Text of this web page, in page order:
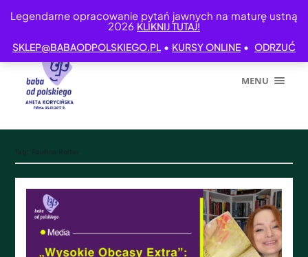
Legendarne opracowanie pytań jawnych na maturę ustną
2026 KLIKNIJ TUTAJ!
SKLEP@BABAODPOLSKIEGO.PL • KURSY ONLINE • ODRZUĆ
MENU